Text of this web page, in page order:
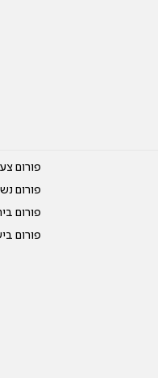
פורום
פורום
פורום
פורום